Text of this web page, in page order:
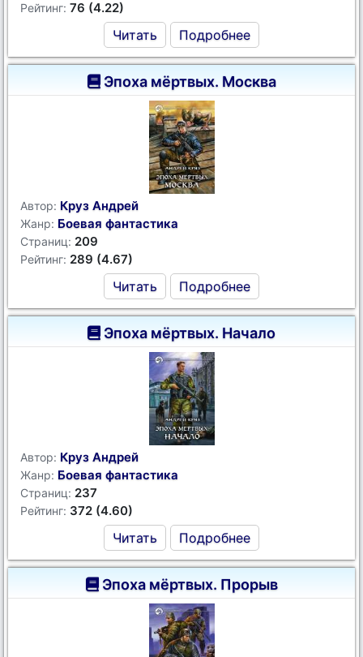
Рейтинг: 76 (4.22)
Читать Подробнее
Эпоха мёртвых. Москва
Автор: Круз Андрей
Жанр: Боевая фантастика
Страниц: 209
Рейтинг: 289 (4.67)
Читать Подробнее
Эпоха мёртвых. Начало
Автор: Круз Андрей
Жанр: Боевая фантастика
Страниц: 237
Рейтинг: 372 (4.60)
Читать Подробнее
Эпоха мёртвых. Прорыв